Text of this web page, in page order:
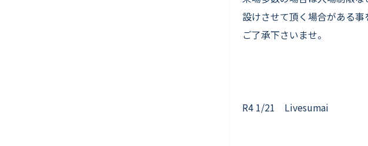
設けさせて頂く場合がある事
ご了承下さいませ。
R4 1/21 Livesumai